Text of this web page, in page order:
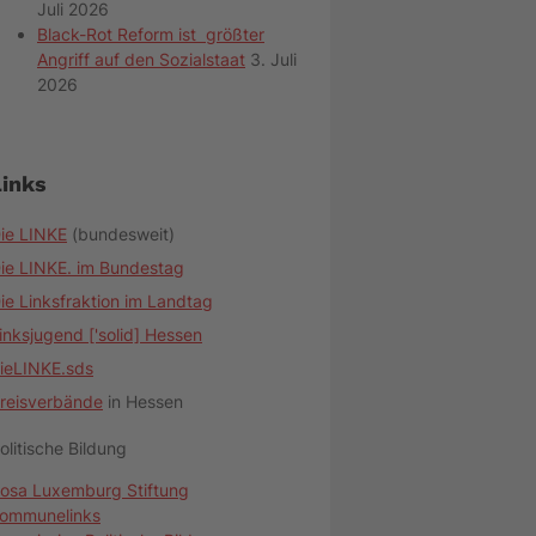
Juli 2026
Black-Rot Reform ist größter
Angriff auf den Sozialstaat 3. Juli
2026
LINKE (bundesweit)
LINKE. im Bundestag
Linksfraktion im Landtag
['solid] Hessen
in Hessen
Bildung
Luxemburg Stiftung